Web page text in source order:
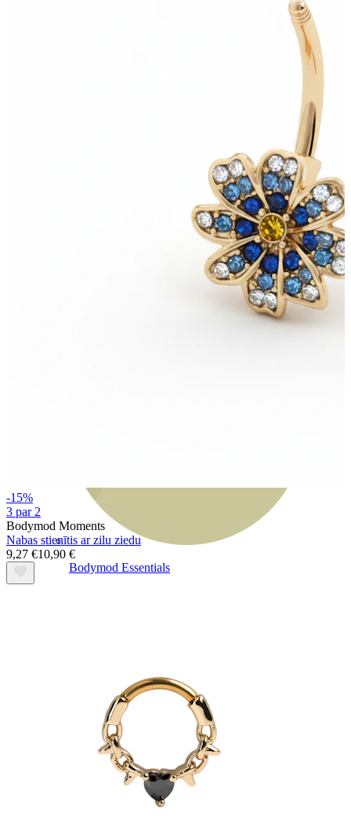
Bodymod Essentials
Iepirkties pēc tipa
-15%
3 par 2
Bodymod Moments
Nabas stienītis ar zilu ziedu
9,27 €10,90 €